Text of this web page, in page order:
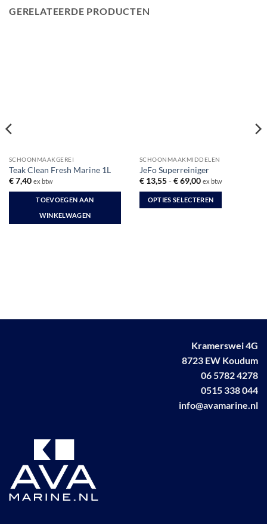
GERELATEERDE PRODUCTEN
SCHOONMAAKGEREI
Teak Clean Fresh Marine 1L
€7,40 ex btw
TOEVOEGEN AAN
WINKELWAGEN
SCHOONMAAKMIDDELEN
JeFo Superreiniger
€13,55 - €69,00Prijsklasse:
tot
€ 69,00
ex btw
OPTIES SELECTEREN
productpagina
Kramerswei 4G
8723 EW Koudum
06 5782 4278
0515 338 044
info@avamarine.nl